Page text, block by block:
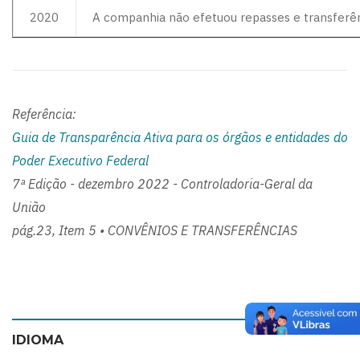
2020 A companhia não efetuou repasses e
Referência:
Guia de Transparência Ativa para os órgãos e entidades do
Poder Executivo Federal
7ª Edição - dezembro 2022 - Controladoria-Geral da
União
pág.23, Item 5 • CONVÊNIOS E TRANSFERÊNCIAS
IDIOMA